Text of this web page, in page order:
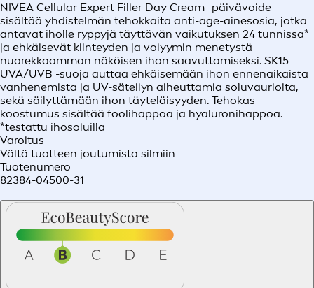
NIVEA Cellular Expert Filler Day Cream -päivävoide
sisältää yhdistelmän tehokkaita anti-age-ainesosia, jotka
antavat iholle ryppyjä täyttävän vaikutuksen 24 tunnissa*
ja ehkäisevät kiinteyden ja volyymin menetystä
nuorekkaamman näköisen ihon saavuttamiseksi. SK15
UVA/UVB -suoja auttaa ehkäisemään ihon ennenaikaista
vanhenemista ja UV-säteilyn aiheuttamia soluvaurioita,
sekä säilyttämään ihon täyteläisyyden. Tehokas
koostumus sisältää foolihappoa ja hyaluronihappoa.
*testattu ihosoluilla
Varoitus
Vältä tuotteen joutumista silmiin
Tuotenumero
82384-04500-31